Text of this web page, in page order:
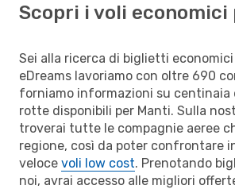
Scopri i voli economici
Sei alla ricerca di biglietti
eDreams lavoriamo con oltre 690
forniamo informazioni su centinaia
rotte disponibili per Manti. Sulla
troverai tutte le compagnie aeree
regione, così da poter confrontare
veloce voli low cost. Prenotando
noi, avrai accesso alle migliori